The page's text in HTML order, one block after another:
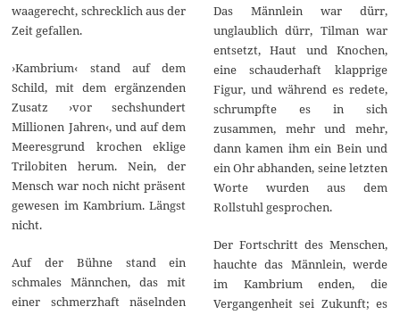
waagerecht, schrecklich aus der
Zeit gefallen.
›Kambrium‹ stand auf dem
Schild, mit dem ergänzenden
Zusatz ›vor sechshundert
Millionen Jahren‹, und auf dem
Meeresgrund krochen eklige
Trilobiten herum. Nein, der
Mensch war noch nicht präsent
gewesen im Kambrium. Längst
nicht.
Auf der Bühne stand ein
schmales Männchen, das mit
einer schmerzhaft näselnden
Das Männlein war dürr,
unglaublich dürr, Tilman war
entsetzt, Haut und Knochen,
eine schauderhaft klapprige
Figur, und während es redete,
schrumpfte es in sich
zusammen, mehr und mehr,
dann kamen ihm ein Bein und
ein Ohr abhanden, seine letzten
Worte wurden aus dem
Rollstuhl gesprochen.
Der Fortschritt des Menschen,
hauchte das Männlein, werde
im Kambrium enden, die
Vergangenheit sei Zukunft; es